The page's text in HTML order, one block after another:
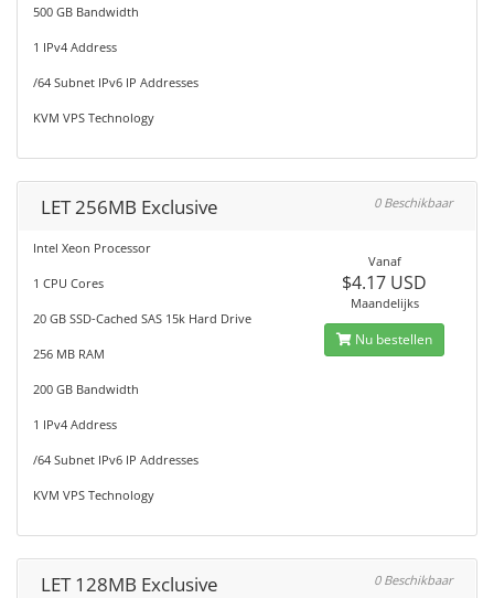
500 GB Bandwidth
1 IPv4 Address
/64 Subnet IPv6 IP Addresses
KVM VPS Technology
LET 256MB Exclusive 0 Beschikbaar
Intel Xeon Processor
1 CPU Cores
20 GB SSD-Cached SAS 15k Hard Drive
256 MB RAM
200 GB Bandwidth
1 IPv4 Address
/64 Subnet IPv6 IP Addresses
KVM VPS Technology
Vanaf
$4.17 USD
Maandelijks
Nu bestellen
LET 128MB Exclusive 0 Beschikbaar